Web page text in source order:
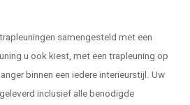
trapleuningen samengesteld met een
u ook kiest, met een trapleuning op
binnen een iedere interieurstijl. Uw
inclusief alle benodigde